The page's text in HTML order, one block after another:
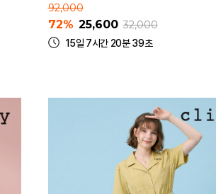
92,000
72% 25,600 32,000
15일 7시간 20분 39초